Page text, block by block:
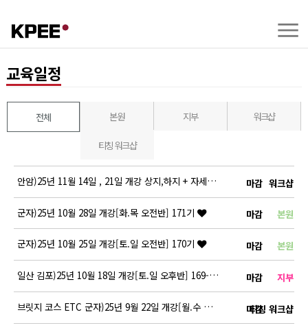
교육일정
전체 본원 지부 워크샵
티칭 워크샵
안암)25년 11월 14일 , 21일 개강 상지,하지 + 자세평가 RTT… 마감 워크샵
군자)25년 10월 28일 개강[화.목 오전반] 171기 마감 본원
군자)25년 10월 25일 개강[토.일 오전반] 170기 마감 본원
일산 김포)25년 10월 18일 개강[토.일 오후반] 169-3기 마감 지부
브릿지 코스 ETC 군자)25년 9월 22일 개강[월.수 오전반] 마감
티칭 워크샵